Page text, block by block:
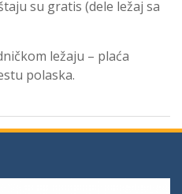
su gratis (dele ležaj sa
ležaju – plaća
polaska.